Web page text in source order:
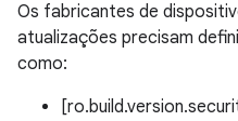
Os fabricantes de
atualizações precisam
como: